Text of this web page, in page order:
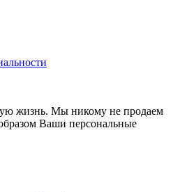
жизнь. Мы никому не продаем
Ваши персональные